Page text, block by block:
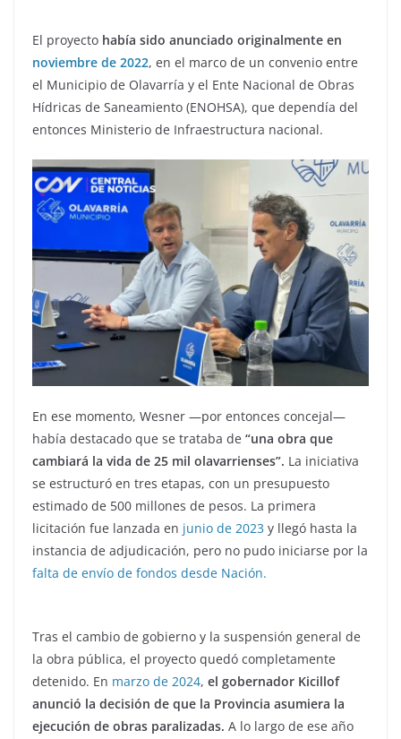
El proyecto había sido anunciado originalmente en
noviembre de 2022, en el marco de un convenio entre
el Municipio de Olavarría y el Ente Nacional de Obras
Hídricas de Saneamiento (ENOHSA), que dependía del
entonces Ministerio de Infraestructura nacional.
En ese momento, Wesner —por entonces concejal—
había destacado que se trataba de “una obra que
cambiará la vida de 25 mil olavarrienses”. La iniciativa
se estructuró en tres etapas, con un presupuesto
estimado de 500 millones de pesos. La primera
licitación fue lanzada en junio de 2023 y llegó hasta la
instancia de adjudicación, pero no pudo iniciarse por la
falta de envío de fondos desde Nación.
Tras el cambio de gobierno y la suspensión general de
la obra pública, el proyecto quedó completamente
detenido. En marzo de 2024, el gobernador Kicillof
anunció la decisión de que la Provincia asumiera la
ejecución de obras paralizadas. A lo largo de ese año